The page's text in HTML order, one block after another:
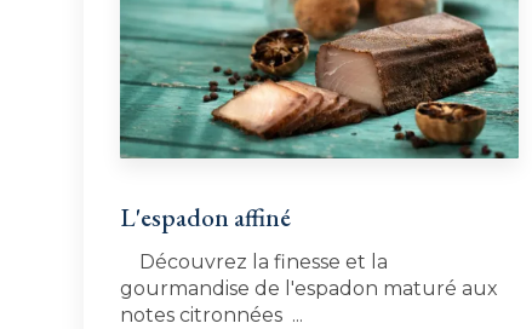
L'espadon affiné
Découvrez la finesse et la
gourmandise de l'espadon maturé aux
notes citronnées ...